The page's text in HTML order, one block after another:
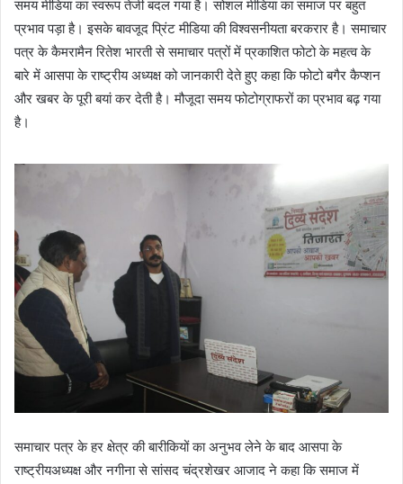
समय मीडिया का स्वरूप तेजी बदल गया है। सोशल मीडिया का समाज पर बहुत
प्रभाव पड़ा है। इसके बावजूद प्रिंट मीडिया की विश्वसनीयता बरकरार है। समाचार
पत्र के कैमरामैन रितेश भारती से समाचार पत्रों में प्रकाशित फोटो के महत्व के
बारे में आसपा के राष्ट्रीय अध्यक्ष को जानकारी देते हुए कहा कि फोटो बगैर कैप्शन
और खबर के पूरी बयां कर देती है। मौजूदा समय फोटोग्राफरों का प्रभाव बढ़ गया
है।
समाचार पत्र के हर क्षेत्र की बारीकियों का अनुभव लेने के बाद आसपा के
राष्ट्रीयअध्यक्ष और नगीना से सांसद चंद्रशेखर आजाद ने कहा कि समाज में